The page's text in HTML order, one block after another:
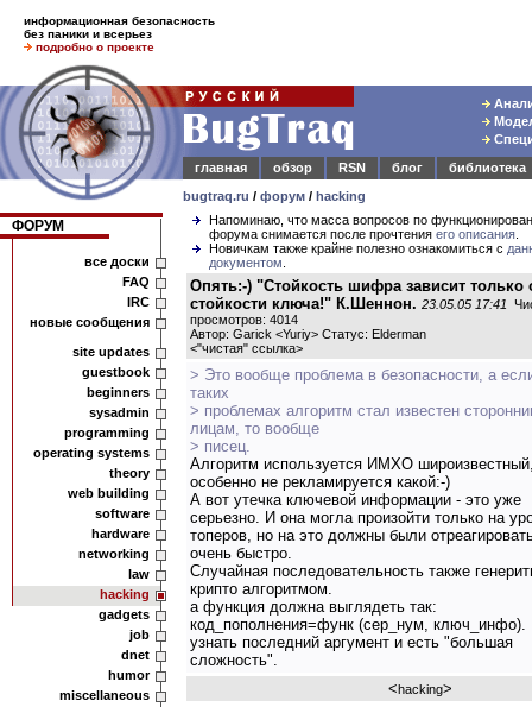
информационная безопасность
без паники и всерьез
подробно о проекте
главная
обзор RSN блог
библиотека
bugtraq.ru / форум / hacking
ФОРУМ
все доски
FAQ
IRC
новые сообщения
site updates
guestbook
beginners
sysadmin
programming
operating systems
theory
web building
software
hardware
networking
law
hacking
gadgets
job
dnet
humor
miscellaneous
Напоминаю, что масса вопросов по
форума снимается после прочтения его описания
Новичкам также крайне полезно ознакомиться с
документом
Опять:-) "Стойкость шифра зависит только
стойкости ключа!" К.Шеннон. 23.05.05 17:41
просмотров: 4014
Автор: Garick <Yuriy> Статус: Elderman
<"чистая" ссылка>
> Это вообще проблема в безопасности, а
таких
> проблемах алгоритм стал известен
лицам, то вообще
> писец.
Алгоритм используется ИМХО
особенно не рекламируется какой:-)
А вот утечка ключевой информации - это уже
серьезно. И она могла произойти только на
топеров, но на это должны были
очень быстро.
Случайная последовательность также
крипто алгоритмом.
а функция должна выглядеть так:
код_пополнения=функ (сер_нум, ключ_инфо).
узнать последний аргумент и есть "большая
сложность".
<hacking>